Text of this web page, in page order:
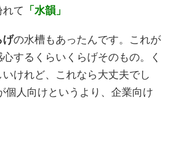
て 「水韻」
げの水槽もあったんです。これが
するくらいくらげそのもの。く
けれど、これなら大丈夫でし
個人向けというより、企業向け